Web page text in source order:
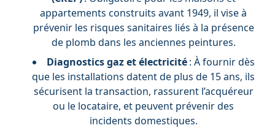
appartements construits avant 1949, il vise à
prévenir les risques sanitaires liés à la présence
de plomb dans les anciennes peintures.
Diagnostics gaz et électricité: À fournir dès
que les installations datent de plus de 15 ans, ils
sécurisent la transaction, rassurent l’acquéreur
ou le locataire, et peuvent prévenir des
incidents domestiques.